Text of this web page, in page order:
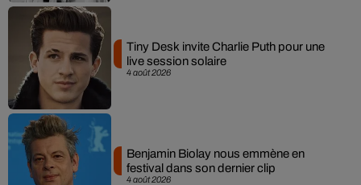
4 août 2026
Tiny Desk invite Charlie Puth pour une
live session solaire
4 août 2026
Benjamin Biolay nous emmène en
festival dans son dernier clip